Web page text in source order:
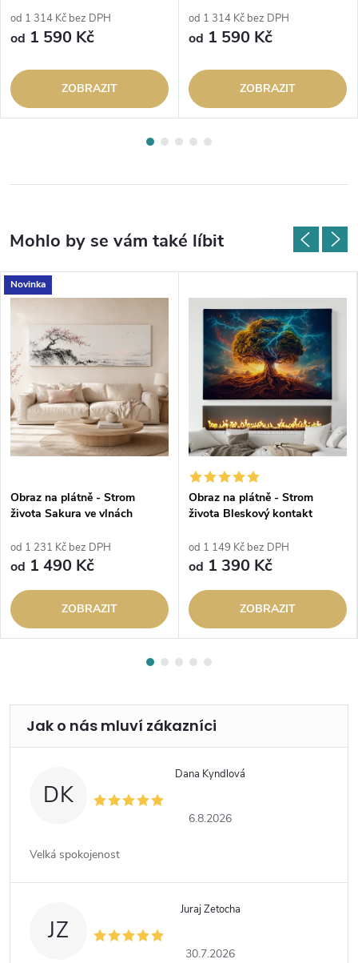
od 1 314 Kč bez DPH
od 1 590 Kč
ZOBRAZIT
od 1 314 Kč bez DPH
od 1 590 Kč
ZOBRAZIT
Novinka
Obraz na plátně - Strom
života Sakura ve vlnách
od 1 231 Kč bez DPH
od 1 490 Kč
ZOBRAZIT
Obraz na plátně - Strom
života Bleskový kontakt
od 1 149 Kč bez DPH
od 1 390 Kč
ZOBRAZIT
DK
Dana Kyndlová
6.8.2026
Velká spokojenost
JZ
Juraj Zetocha
30.7.2026